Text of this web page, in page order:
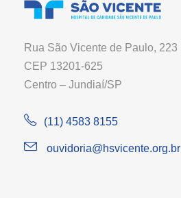
Rua São Vicente de Paulo, 223
CEP 13201-625
Centro – Jundiaí/SP
(11) 4583 8155
ouvidoria@hsvicente.org.br